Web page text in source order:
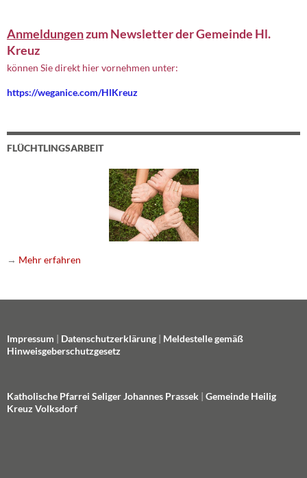
Anmeldungenzum Newsletter der Gemeinde Hl.
Kreuz
können Sie direkt hier vornehmen unter:
https://weganice.com/HlKreuz
FLÜCHTLINGSARBEIT
→ Mehr erfahren
Impressum | Datenschutzerklärung | Meldestelle gemäß
Hinweisgeberschutzgesetz
Katholische Pfarrei Seliger Johannes Prassek | Gemeinde Heilig
Kreuz Volksdorf